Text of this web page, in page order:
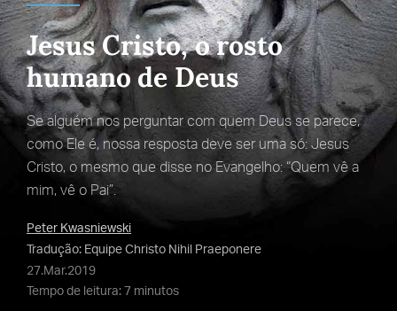
Jesus Cristo, o rosto
humano de Deus
Se alguém nos perguntar com quem Deus se parece,
como Ele é, nossa resposta deve ser uma só: Jesus
Cristo, o mesmo que disse no Evangelho: “Quem vê a
mim, vê o Pai”.
Peter Kwasniewski
Tradução: Equipe Christo Nihil Praeponere
27.Mar.2019
Tempo de leitura: 7 minutos